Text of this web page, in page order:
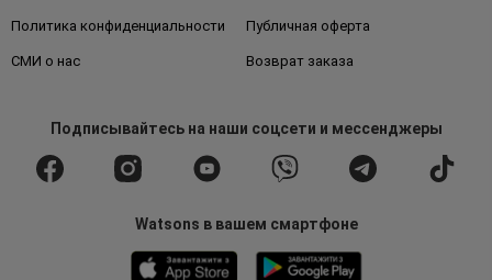
Политика конфиденциальности Публичная оферта
СМИ о нас Возврат заказа
Подписывайтесьна наши соцсети и мессенджеры
Watsons в вашем смартфоне